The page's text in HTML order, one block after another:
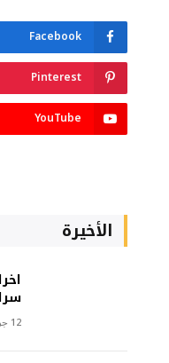
Facebook
Pinterest
YouTube
الأخيرة
12 جولای 2024